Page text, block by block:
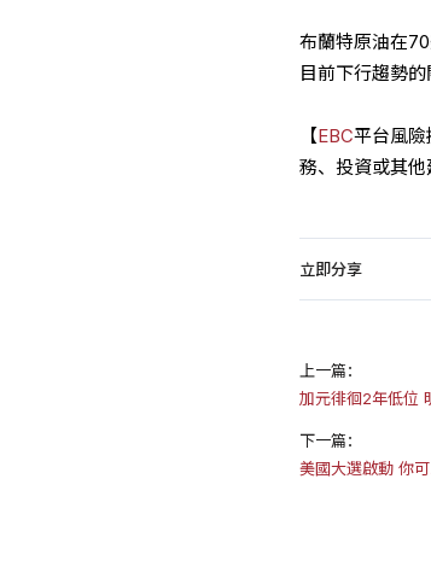
布蘭特原油在
目前下行趨勢的
【EBC平台風
務、投資或其他
立即分享
上一篇：
加元徘徊2年低位
下一篇：
美國大選啟動 你